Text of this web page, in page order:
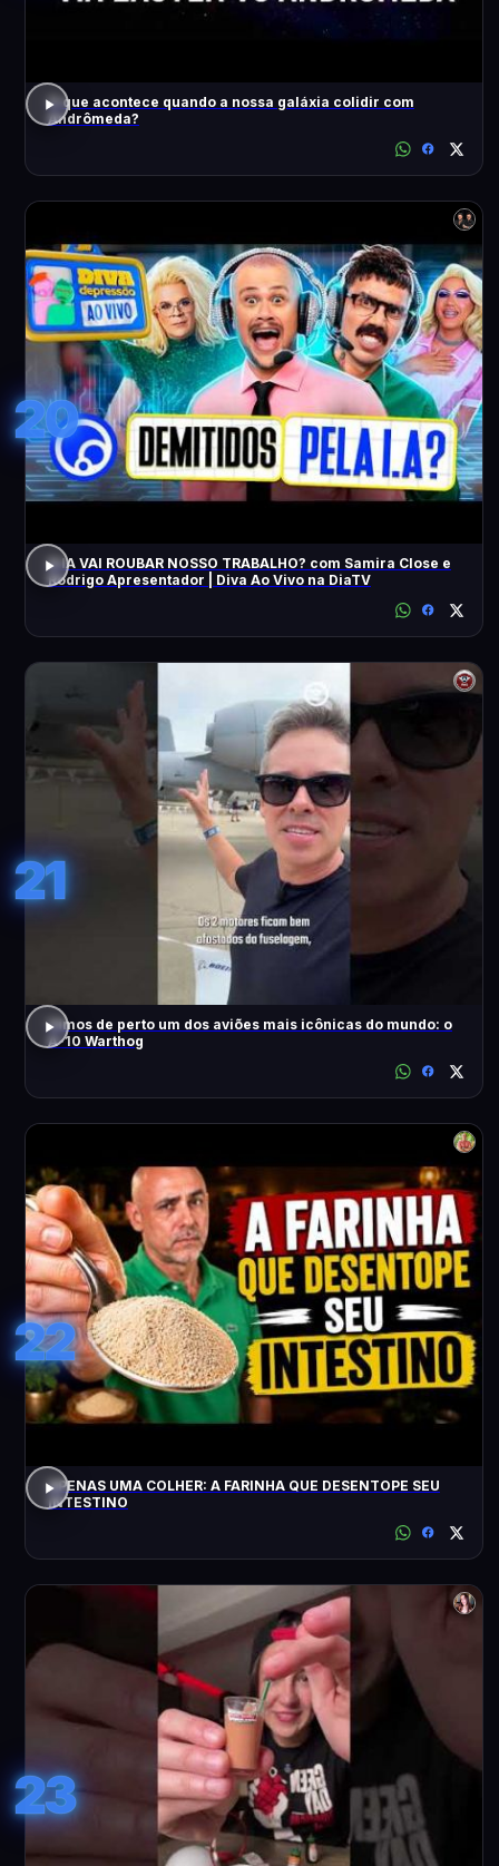
O que acontece quando a nossa galáxia colidir com
Andrômeda?
20
A IA VAI ROUBAR NOSSO TRABALHO? com Samira Close e
Rodrigo Apresentador | Diva Ao Vivo na DiaTV
21
Vimos de perto um dos aviões mais icônicas do mundo: o
A-10 Warthog
22
APENAS UMA COLHER: A FARINHA QUE DESENTOPE SEU
INTESTINO
23